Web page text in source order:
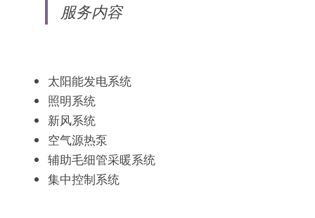
服务内容
太阳能发电系统
照明系统
新风系统
空气源热泵
辅助毛细管采暖系统
集中控制系统